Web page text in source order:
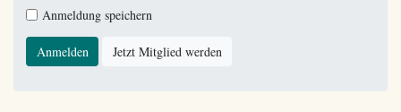
Anmeldung speichern
Anmelden Jetzt Mitglied werden